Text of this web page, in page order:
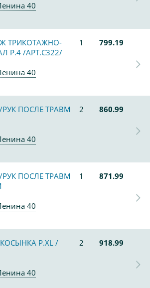
40
ТРИКОТАЖНО-
Р.4 /АРТ.С322/
1 799.19
40
ПОСЛЕ ТРАВМ
2 860.99
40
ПОСЛЕ ТРАВМ
1 871.99
40
Р.XL /
2 918.99
40